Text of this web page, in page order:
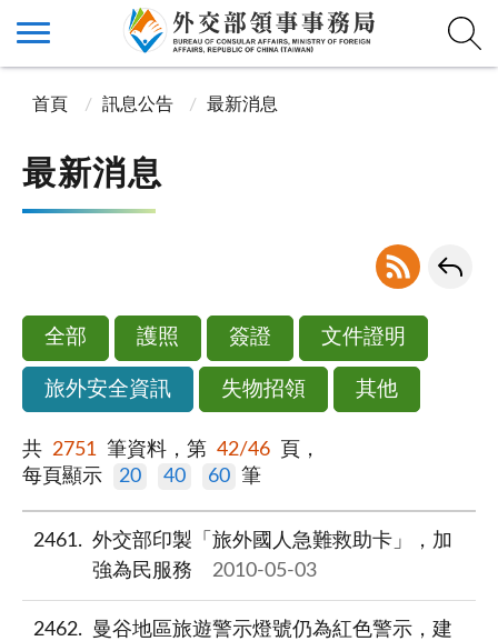
首頁 訊息公告 最新消息
最新消息
全部 護照 簽證 文件證明
旅外安全資訊 失物招領 其他
共 2751 筆資料，第 42/46
頁，
每頁顯示
20 40 60 筆
2461
外交部印製「旅外國人急難救助卡」，加
強為民服務
2010-05-03
2462
曼谷地區旅遊警示燈號仍為紅色警示，建